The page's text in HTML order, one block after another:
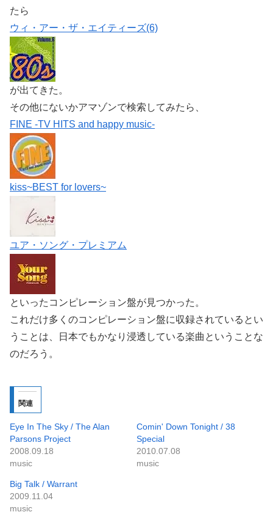
たら
ウィ・アー・ザ・エイティーズ(6)
が出てきた。
その他にないかアマゾンで検索してみたら、
FINE -TV HITS and happy music-
kiss~BEST for lovers~
ユア・ソング・プレミアム
といったコンピレーション盤が見つかった。
これだけ多くのコンピレーション盤に収録されているとい
うことは、日本でもかなり浸透している楽曲ということな
のだろう。
関連
Eye In The Sky / The Alan
Parsons Project
2008.09.18
music
Comin' Down Tonight / 38
Special
2010.07.08
music
Big Talk / Warrant
2009.11.04
music